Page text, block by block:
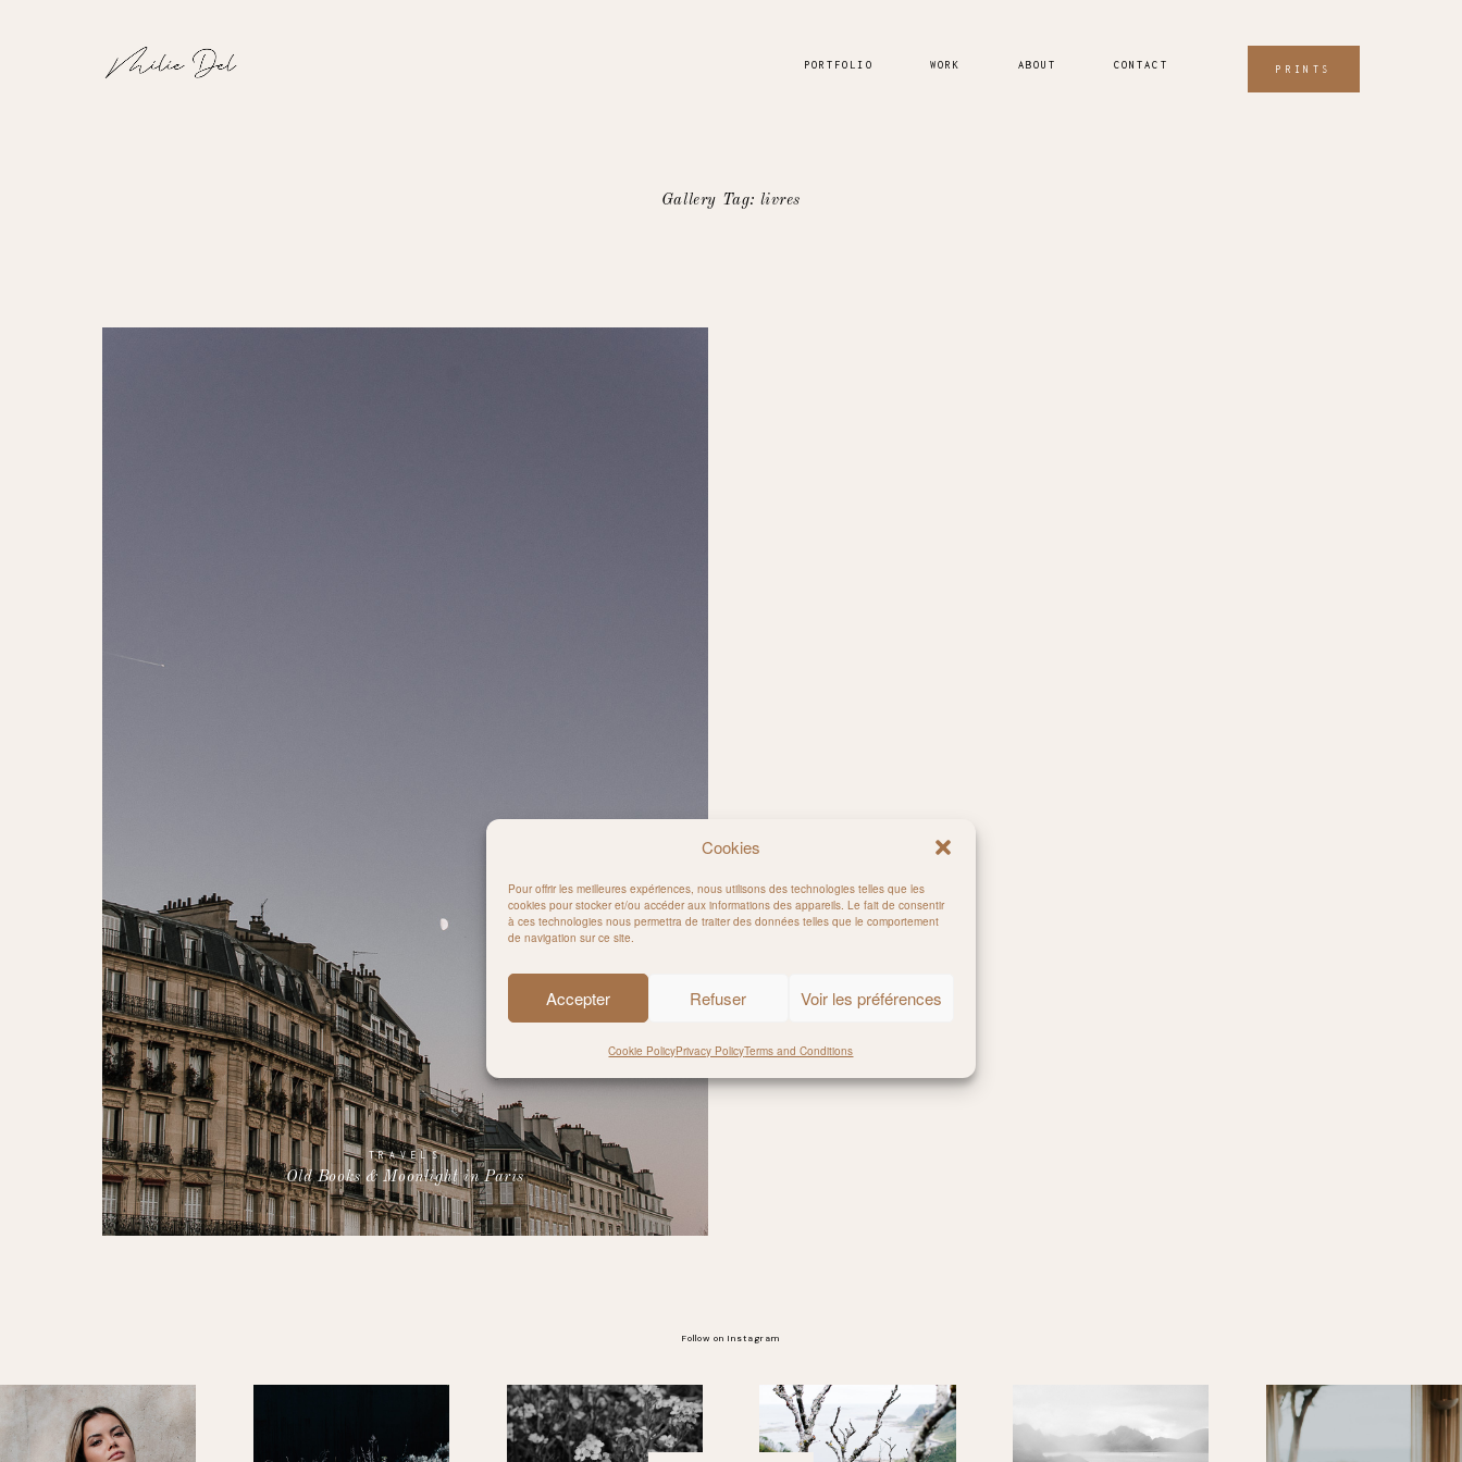
Cookies
Pour offrir les meilleures expériences, nous utilisons des technologies telles que les
cookies pour stocker et/ou accéder aux informations des appareils. Le fait de consentir
à ces technologies nous permettra de traiter des données telles que le comportement
de navigation sur ce site.
Accepter Refuser Voir les préférences
Cookie PolicyPrivacy PolicyTerms and Conditions
PORTFOLIO WORK ABOUT CONTACT PRINTS
Gallery Tag: livres
TRAVELS
Old Books & Moonlight in Paris
Follow on Instagram